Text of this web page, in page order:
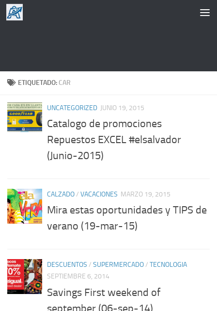
Saltar al contenido
ETIQUETADO: CAR
UNCATEGORIZED JUNIO 19, 2015
Catalogo de promociones
Repuestos EXCEL #elsalvador
(Junio-2015)
CALZADO/ VACACIONES MARZO 19, 2015
Mira estas oportunidades y TIPS de
verano (19-mar-15)
DESCUENTOS / SUPERMERCADO/ TECNOLOGIA
SEPTIEMBRE 6, 2014
Savings First weekend of
september (06-sep-14)